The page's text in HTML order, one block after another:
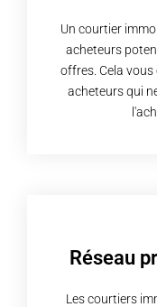
Un courtier
acheteurs
offres. Cela vous
acheteurs qui
Réseau
Les courtiers